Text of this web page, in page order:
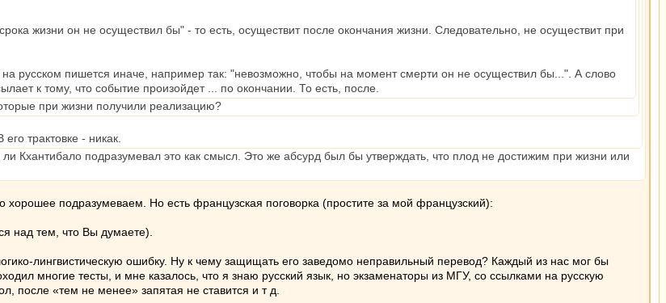
жизни он не осуществил бы" - то есть, осуществит после окончания жизни. Следовательно, не осуществит при
русском пишется иначе, например так: "невозможно, чтобы на момент смерти он не осуществил бы...". А слово
к тому, что событие произойдет ... по окончании. То есть, после.
при жизни получили реализацию?
трактовке - никак.
Кхантибало подразумевал это как смысл. Это же абсурд был бы утверждать, что плод не достижим при жизни или
подразумеваем. Но есть французская поговорка (простите за мой французский):
над тем, что Вы думаете).
лингвистическую ошибку. Ну к чему защищать его заведомо неправильный перевод? Каждый из нас мог бы
многие тесты, и мне казалось, что я знаю русский язык, но экзаменаторы из МГУ, со ссылками на русскую
после «тем не менее» запятая не ставится и т д.